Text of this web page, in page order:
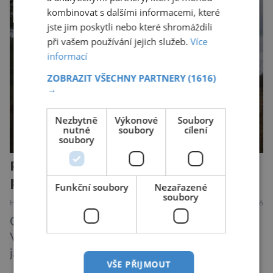
zárodky zbraní typických pro dnešní pavouky.
Pavouci, štíři či klíšťata jsou členovci patřící do
skupiny klepítkatců. Vyznačují se takzvanými
chelicerami, které u nich představují právě […]
Plíživá stopa ionizace: Postihuje i
potomky?
HISTORIE 23.7.2026
Odpověď na otázku v titulku není jednoznačná.
Výbuch atomové bomby v Hirošimě i pozdější
jaderné katastrofy způsobené člověkem sice
ukázaly, že silné dávky ionizace zabíjejí a že
kombinovat s dalšími informacemi, které
jste jim poskytli nebo které shromáždili
při vašem používání jejich služeb.Více
informací
ZOBRAZIT VŠECHNY PARTNERY(1616)
→
Nezbytně
nutné
soubory
Výkonové
soubory
Soubory
cílení
Funkční soubory
Nezařazené
soubory
VŠE PŘIJMOUT